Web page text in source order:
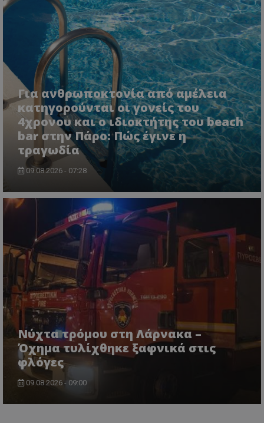
Για ανθρωποκτονία από αμέλεια
κατηγορούνται οι γονείς του
4χρονου και ο ιδιοκτήτης του beach
bar στην Πάρο: Πώς έγινε η
τραγωδία
09.08.2026 - 07:28
Νύχτα τρόμου στη Λάρνακα –
Όχημα τυλίχθηκε ξαφνικά στις
φλόγες
09.08.2026 - 09:00